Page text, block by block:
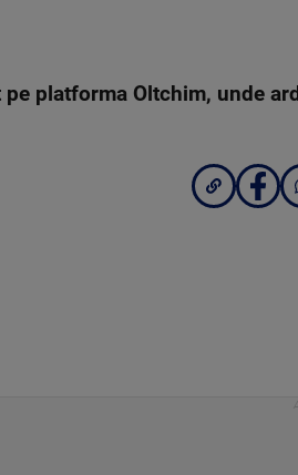
platforma Oltchim, unde ard